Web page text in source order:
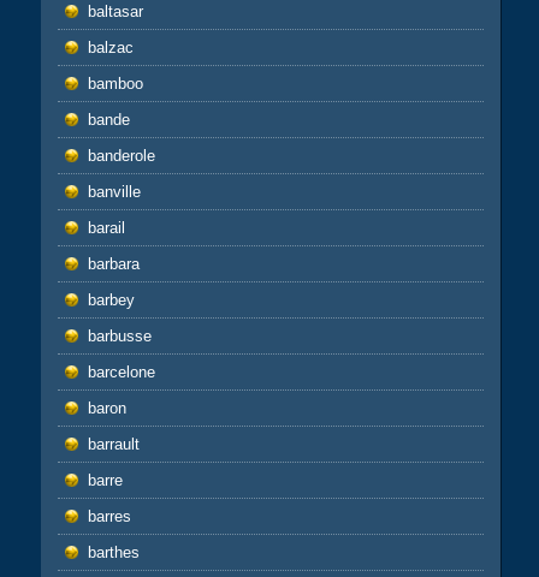
baltasar
balzac
bamboo
bande
banderole
banville
barail
barbara
barbey
barbusse
barcelone
baron
barrault
barre
barres
barthes